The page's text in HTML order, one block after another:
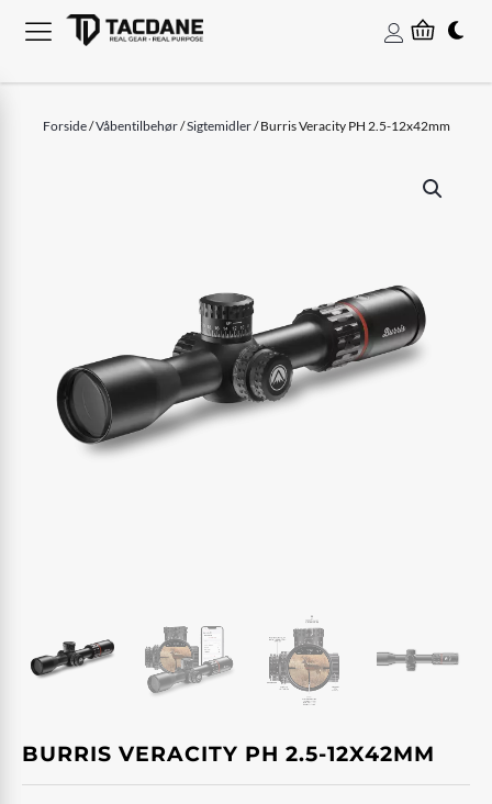
Forside/Våbentilbehør/Sigtemidler/ Burris Veracity PH 2.5-12x42mm
BURRIS VERACITY PH 2.5-12X42MM